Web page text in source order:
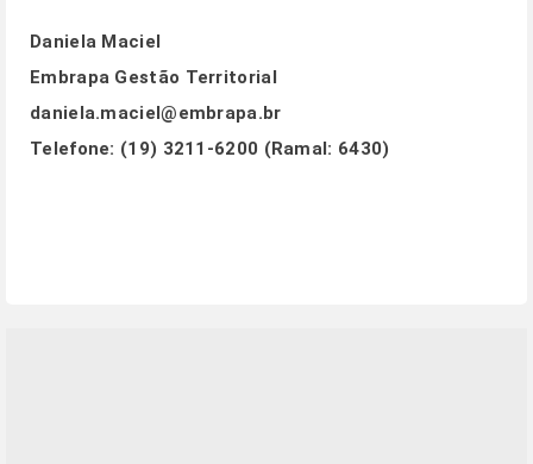
Daniela Maciel
Embrapa Gestão Territorial
daniela.maciel@embrapa.br
Telefone: (19) 3211-6200 (Ramal: 6430)